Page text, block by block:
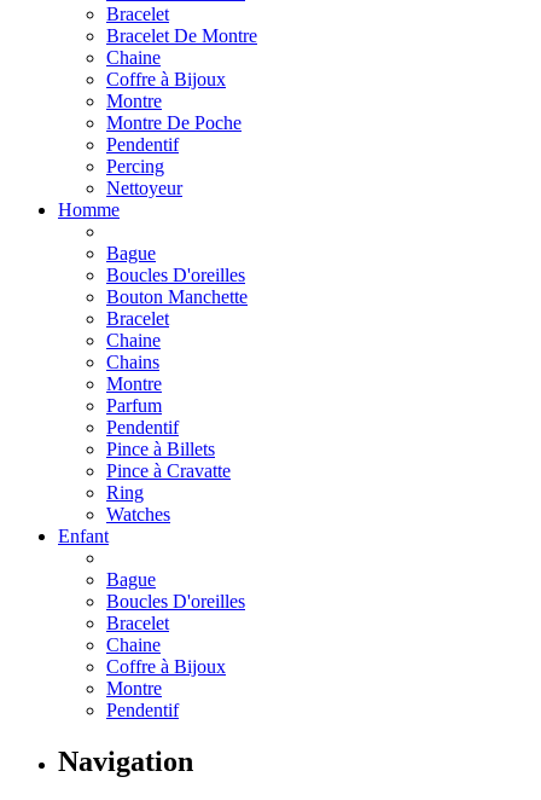
Bracelet
Bracelet De Montre
Chaine
Coffre à Bijoux
Montre
Montre De Poche
Pendentif
Percing
Nettoyeur
Homme
Bague
Boucles D'oreilles
Bouton Manchette
Bracelet
Chaine
Chains
Montre
Parfum
Pendentif
Pince à Billets
Pince à Cravatte
Ring
Watches
Enfant
Bague
Boucles D'oreilles
Bracelet
Chaine
Coffre à Bijoux
Montre
Pendentif
Navigation